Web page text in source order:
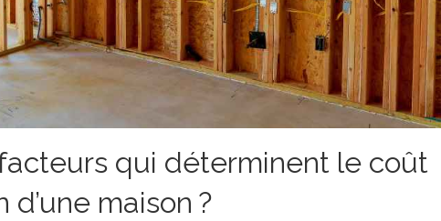
qui déterminent le coût
maison ?